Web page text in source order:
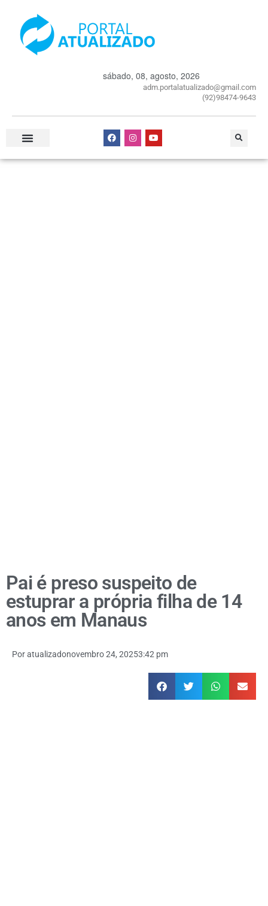
sábado, 08, agosto, 2026
adm.portalatualizado@gmail.com
(92)98474-9643
Pai é preso suspeito de
estuprar a própria filha de 14
anos em Manaus
Poratualizadonovembro 24, 20253:42 pm